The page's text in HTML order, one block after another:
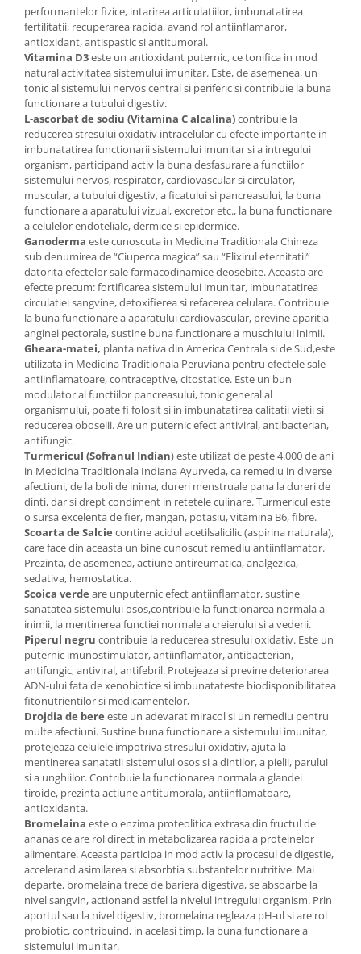
performantelor fizice, intarirea articulatiilor, imbunatatirea
fertilitatii, recuperarea rapida, avand rol antiinflamaror,
antioxidant, antispastic si antitumoral.
Vitamina D3este un antioxidant puternic, ce tonifica in mod
natural activitatea sistemului imunitar. Este, de asemenea, un
tonic al sistemului nervos central si periferic si contribuie la buna
functionare a tubului digestiv.
L-ascorbat de sodiu (Vitamina C alcalina)contribuie la
reducerea stresului oxidativ intracelular cu efecte importante in
imbunatatirea functionarii sistemului imunitar si a intregului
organism, participand activ la buna desfasurare a functiilor
sistemului nervos, respirator, cardiovascular si circulator,
muscular, a tubului digestiv, a ficatului si pancreasului, la buna
functionare a aparatului vizual, excretor etc., la buna functionare
a celulelor endoteliale, dermice si epidermice.
Ganoderma este cunoscuta in Medicina Traditionala Chineza
sub denumirea de “Ciuperca magica” sau “Elixirul eternitatii”
datorita efectelor sale farmacodinamice deosebite. Aceasta are
efecte precum: fortificarea sistemului imunitar, imbunatatirea
circulatiei sangvine, detoxifierea si refacerea celulara. Contribuie
la buna functionare a aparatului cardiovascular, previne aparitia
anginei pectorale, sustine buna functionare a muschiului inimii.
Gheara-matei, planta nativa din America Centrala si de Sud,este
utilizata in Medicina Traditionala Peruviana pentru efectele sale
antiinflamatoare, contraceptive, citostatice. Este un bun
modulator al functiilor pancreasului, tonic general al
organismului, poate fi folosit si in imbunatatirea calitatii vietii si
reducerea oboselii. Are un puternic efect antiviral, antibacterian,
antifungic.
Turmericul (Sofranul Indian) este utilizat de peste 4.000 de ani
in Medicina Traditionala Indiana Ayurveda, ca remediu in diverse
afectiuni, de la boli de inima, dureri menstruale pana la dureri de
dinti, dar si drept condiment in retetele culinare. Turmericul este
o sursa excelenta de fier, mangan, potasiu, vitamina B6, fibre.
Scoarta de Salcie contine acidul acetilsalicilic (aspirina naturala),
care face din aceasta un bine cunoscut remediu antiinflamator.
Prezinta, de asemenea, actiune antireumatica, analgezica,
sedativa, hemostatica.
Scoica verde are unputernic efect antiinflamator, sustine
sanatatea sistemului osos,contribuie la functionarea normala a
inimii, la mentinerea functiei normale a creierului si a vederii.
Piperul negru contribuie la reducerea stresului oxidativ. Este un
puternic imunostimulator, antiinflamator, antibacterian,
antifungic, antiviral, antifebril. Protejeaza si previne deteriorarea
ADN-ului fata de xenobiotice si imbunatateste biodisponibilitatea
fitonutrientilor si medicamentelor.
Drojdia de bere este un adevarat miracol si un remediu pentru
multe afectiuni. Sustine buna functionare a sistemului imunitar,
protejeaza celulele impotriva stresului oxidativ, ajuta la
mentinerea sanatatii sistemului osos si a dintilor, a pielii, parului
si a unghiilor. Contribuie la functionarea normala a glandei
tiroide, prezinta actiune antitumorala, antiinflamatoare,
antioxidanta.
Bromelaina este o enzima proteolitica extrasa din fructul de
ananas ce are rol direct in metabolizarea rapida a proteinelor
alimentare. Aceasta participa in mod activ la procesul de digestie,
accelerand asimilarea si absorbtia substantelor nutritive. Mai
departe, bromelaina trece de bariera digestiva, se absoarbe la
nivel sangvin, actionand astfel la nivelul intregului organism. Prin
aportul sau la nivel digestiv, bromelaina regleaza pH-ul si are rol
probiotic, contribuind, in acelasi timp, la buna functionare a
sistemului imunitar.